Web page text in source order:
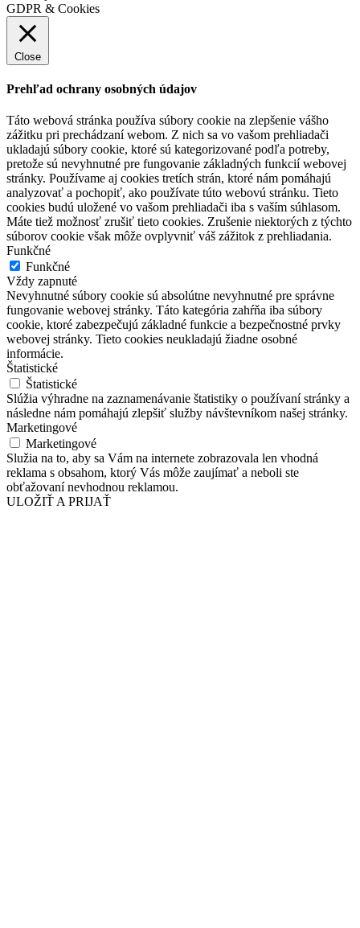
GDPR & Cookies
Close
Prehľad ochrany osobných údajov
Táto webová stránka používa súbory cookie na zlepšenie vášho
zážitku pri prechádzaní webom. Z nich sa vo vašom prehliadači
ukladajú súbory cookie, ktoré sú kategorizované podľa potreby,
pretože sú nevyhnutné pre fungovanie základných funkcií webovej
stránky. Používame aj cookies tretích strán, ktoré nám pomáhajú
analyzovať a pochopiť, ako používate túto webovú stránku. Tieto
cookies budú uložené vo vašom prehliadači iba s vaším súhlasom.
Máte tiež možnosť zrušiť tieto cookies. Zrušenie niektorých z týchto
súborov cookie však môže ovplyvniť váš zážitok z prehliadania.
Funkčné
Funkčné
Vždy zapnuté
Nevyhnutné súbory cookie sú absolútne nevyhnutné pre správne
fungovanie webovej stránky. Táto kategória zahŕňa iba súbory
cookie, ktoré zabezpečujú základné funkcie a bezpečnostné prvky
webovej stránky. Tieto cookies neukladajú žiadne osobné
informácie.
Štatistické
Štatistické
Slúžia výhradne na zaznamenávanie štatistiky o používaní stránky a
následne nám pomáhajú zlepšiť služby návštevníkom našej stránky.
Marketingové
Marketingové
Služia na to, aby sa Vám na internete zobrazovala len vhodná
reklama s obsahom, ktorý Vás môže zaujímať a neboli ste
obťažovaní nevhodnou reklamou.
ULOŽIŤ A PRIJAŤ